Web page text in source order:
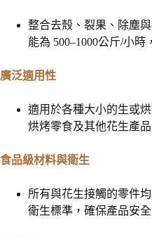
整合去殼、裂果、除塵
能為 500–1000公斤/小時
廣泛適用性
適用於各種大小的生或
烘烤零食及其他花生產品
食品級材料與衛生
所有與花生接觸的零件
衛生標準，確保產品安全